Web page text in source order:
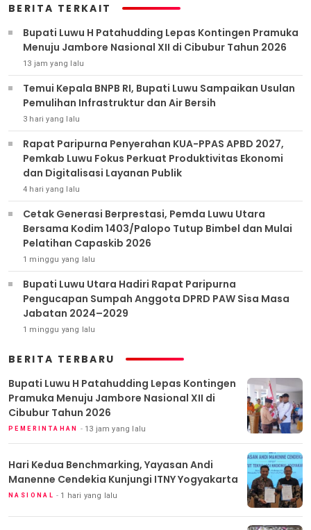
BERITA TERKAIT
Bupati Luwu H Patahudding Lepas Kontingen Pramuka
Menuju Jambore Nasional XII di Cibubur Tahun 2026
13 jam yang lalu
Temui Kepala BNPB RI, Bupati Luwu Sampaikan Usulan
Pemulihan Infrastruktur dan Air Bersih
3 hari yang lalu
Rapat Paripurna Penyerahan KUA-PPAS APBD 2027,
Pemkab Luwu Fokus Perkuat Produktivitas Ekonomi
dan Digitalisasi Layanan Publik
4 hari yang lalu
Cetak Generasi Berprestasi, Pemda Luwu Utara
Bersama Kodim 1403/Palopo Tutup Bimbel dan Mulai
Pelatihan Capaskib 2026
1 minggu yang lalu
Bupati Luwu Utara Hadiri Rapat Paripurna
Pengucapan Sumpah Anggota DPRD PAW Sisa Masa
Jabatan 2024–2029
1 minggu yang lalu
BERITA TERBARU
Bupati Luwu H Patahudding Lepas Kontingen
Pramuka Menuju Jambore Nasional XII di
Cibubur Tahun 2026
PEMERINTAHAN 13 jam yang lalu
Hari Kedua Benchmarking, Yayasan Andi
Manenne Cendekia Kunjungi ITNY Yogyakarta
NASIONAL 1 hari yang lalu